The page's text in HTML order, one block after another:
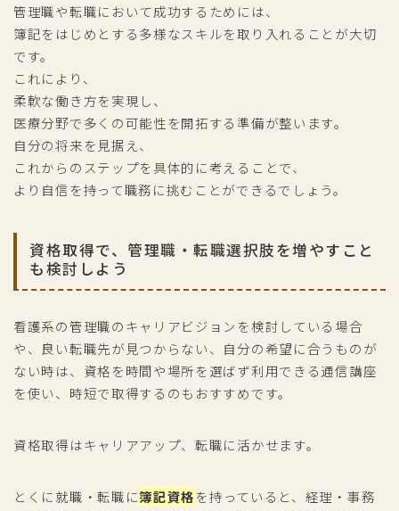
管理職や転職において成功するためには、
簿記をはじめとする多様なスキルを取り入れることが大切
です。
これにより、
柔軟な働き方を実現し、
医療分野で多くの可能性を開拓する準備が整います。
自分の将来を見据え、
これからのステップを具体的に考えることで、
より自信を持って職務に挑むことができるでしょう。
資格取得で、管理職・転職選択肢を増やすこと
も検討しよう
看護系の管理職のキャリアビジョンを検討している場合
や、良い転職先が見つからない、自分の希望に合うものが
ない時は、資格を時間や場所を選ばず利用できる通信講座
を使い、時短で取得するのもおすすめです。
資格取得はキャリアアップ、転職に活かせます。
とくに就職・転職に簿記資格を持っていると、経理・事務